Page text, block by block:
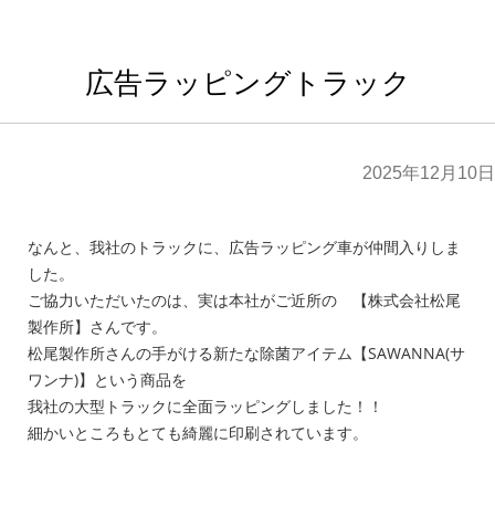
広告ラッピングトラック
2025年12月10日
なんと、我社のトラックに、広告ラッピング車が仲間入りしま
した。
ご協力いただいたのは、実は本社がご近所の 【株式会社松尾
製作所】さんです。
松尾製作所さんの手がける新たな除菌アイテム【SAWANNA(サ
ワンナ)】という商品を
我社の大型トラックに全面ラッピングしました！！
細かいところもとても綺麗に印刷されています。